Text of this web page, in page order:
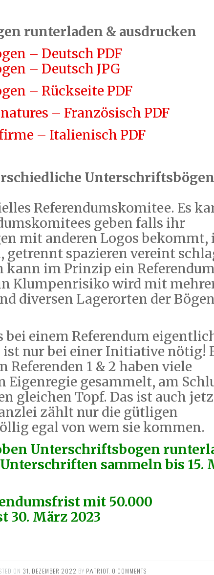
runterladen & ausdrucken
– Deutsch PDF
– Deutsch JPG
– Rückseite PDF
– Französisch PDF
– Italienisch PDF
Referendumskomitee. Es
geben falls ihr
mit anderen Logos bekommt,
getrennt spazieren vereint
kann im Prinzip ein Referendum
Klumpenrisiko wird mit
diversen Lagerorten der Bögen
bei einem Referendum
ist nur bei einer Initiative nötig!
Referenden 1 & 2 haben viele
Eigenregie gesammelt, am
gleichen Topf. Das ist auch
zählt nur die gütligen
egal von wem sie kommen.
Unterschriftsbogen
sammeln bis 15.
mit 50.000
30. März 2023
ON 31. DEZEMBER 2022 BY PΛTRIOT. 0 COMMENTS